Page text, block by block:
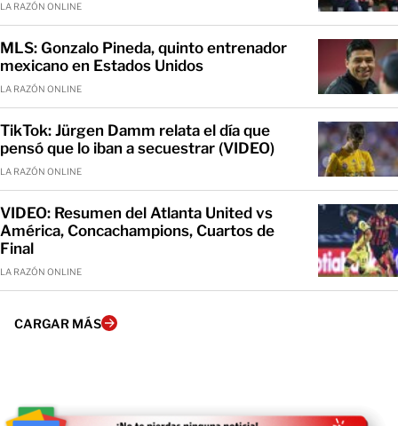
LA RAZÓN ONLINE
MLS: Gonzalo Pineda, quinto entrenador
mexicano en Estados Unidos
LA RAZÓN ONLINE
TikTok: Jürgen Damm relata el día que
pensó que lo iban a secuestrar (VIDEO)
LA RAZÓN ONLINE
VIDEO: Resumen del Atlanta United vs
América, Concachampions, Cuartos de
Final
LA RAZÓN ONLINE
CARGAR MÁS